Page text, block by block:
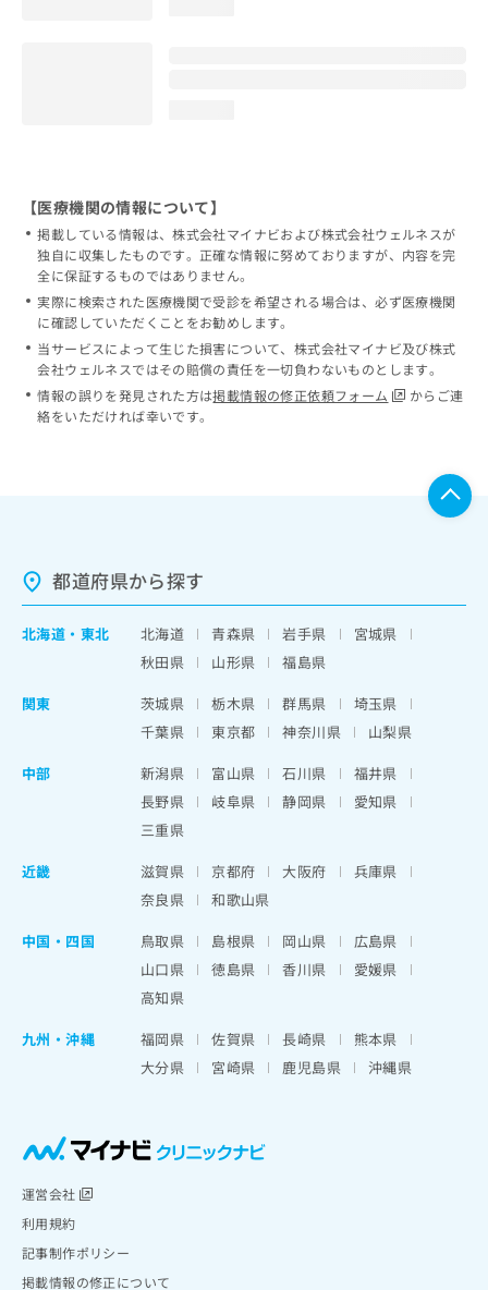
【医療機関の情報について】
掲載している情報は、株式会社マイナビおよび株式会社ウェルネスが
独自に収集したものです。正確な情報に努めておりますが、内容を完
全に保証するものではありません。
実際に検索された医療機関で受診を希望される場合は、必ず医療機関
に確認していただくことをお勧めします。
当サービスによって生じた損害について、株式会社マイナビ及び株式
会社ウェルネスではその賠償の責任を一切負わないものとします。
情報の誤りを発見された方は掲載情報の修正依頼フォーム
からご連
絡をいただければ幸いです。
都道府県から探す
北海道 ・ 東北 北海道 青森県 岩手県
宮城県
秋田県
山形県
福島県
関東
茨城県 栃木県 群馬県
埼玉県
千葉県
東京都 神奈川県
山梨県
中部
新潟県 富山県 石川県
福井県
長野県
岐阜県 静岡県
愛知県
三重県
近畿
滋賀県 京都府 大阪府
兵庫県
奈良県
和歌山県
中国・四国
鳥取県 島根県 岡山県
広島県
山口県
徳島県 香川県
愛媛県
高知県
九州・沖縄
福岡県 佐賀県 長崎県
熊本県
大分県
宮崎県 鹿児島県 沖縄県
運営会社
利用規約
記事制作ポリシー
掲載情報の修正について